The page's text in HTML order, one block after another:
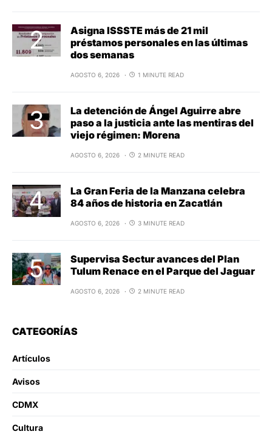
Asigna ISSSTE más de 21 mil
préstamos personales en las últimas
dos semanas
AGOSTO 6, 2026 1 MINUTE READ
La detención de Ángel Aguirre abre
paso a la justicia ante las mentiras del
viejo régimen: Morena
AGOSTO 6, 2026 2 MINUTE READ
La Gran Feria de la Manzana celebra
84 años de historia en Zacatlán
AGOSTO 6, 2026 3 MINUTE READ
Supervisa Sectur avances del Plan
Tulum Renace en el Parque del Jaguar
AGOSTO 6, 2026 2 MINUTE READ
CATEGORÍAS
Artículos
Avisos
CDMX
Cultura